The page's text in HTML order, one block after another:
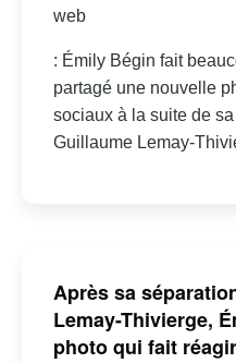
web
: Émily Bégin fait
partagé une nouvelle
sociaux à la suite de
Guillaume Lemay-
Après sa
Lemay-Thivierge,
photo qui fait réagir